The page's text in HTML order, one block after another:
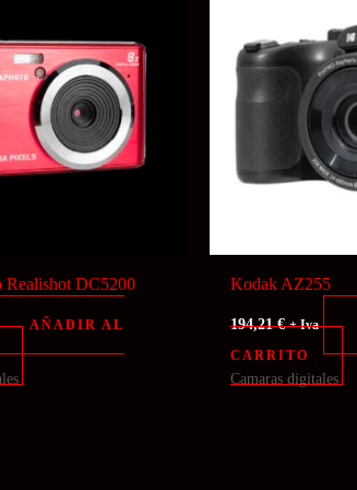
Realishot DC5200
AÑADIR AL
Kodak AZ255
194,21€ + Iva
CARRITO
Camaras digitales